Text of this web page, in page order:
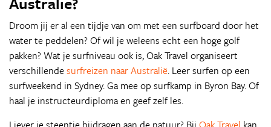
Droom jij er al een tijdje van om met een surfboard door het
water te peddelen? Of wil je weleens echt een hoge golf
pakken? Wat je surfniveau ook is, Oak Travel organiseert
verschillendesurfreizen naar Australië. Leer surfen op een
surfweekend in Sydney. Ga mee op surfkamp in Byron Bay. Of
haal je instructeurdiploma en geef zelf les.